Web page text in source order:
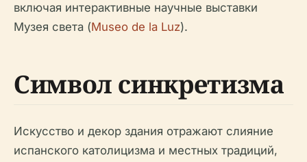
включая интерактивные научные выставки
Музея света (Museo de la Luz).
Символ синкретизма
Искусство и декор здания отражают слияние
испанского католицизма и местных традиций,